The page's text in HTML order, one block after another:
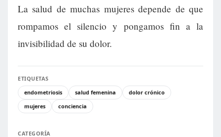
La salud de muchas mujeres depende de que
rompamos el silencio y pongamos fin a la
invisibilidad de su dolor.
ETIQUETAS
endometriosis
salud femenina
dolor crónico
mujeres
conciencia
CATEGORÍA